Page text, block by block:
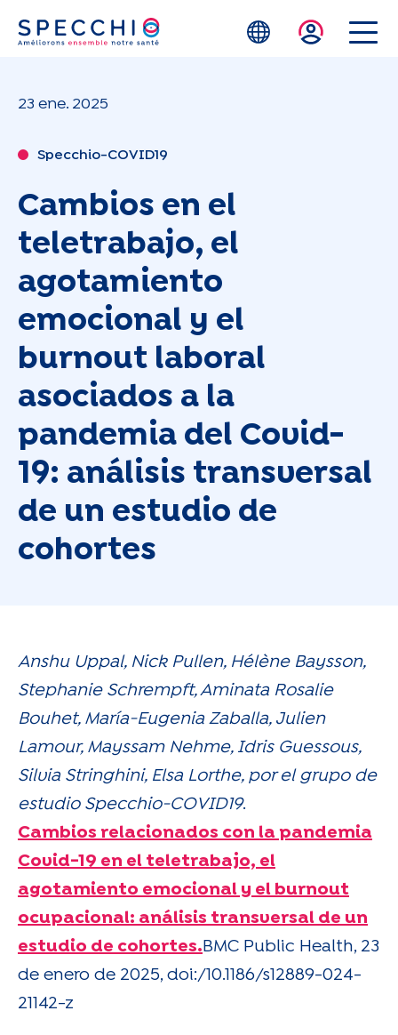
Skip to main content
23 ene. 2025
Specchio-COVID19
Cambios en el
teletrabajo, el
agotamiento
emocional y el
burnout laboral
asociados a la
pandemia del Covid-
19: análisis transversal
de un estudio de
cohortes
Anshu Uppal, Nick Pullen, Hélène Baysson,
Stephanie Schrempft, Aminata Rosalie
Bouhet, María-Eugenia Zaballa, Julien
Lamour, Mayssam Nehme, Idris Guessous,
Silvia Stringhini, Elsa Lorthe, por el grupo de
estudio Specchio-COVID19.
Cambios relacionados con la pandemia
Covid-19 en el teletrabajo, el
agotamiento emocional y el burnout
ocupacional: análisis transversal de un
estudio de cohortes. BMC Public Health, 23
de enero de 2025, doi:/10.1186/s12889-024-
21142-z